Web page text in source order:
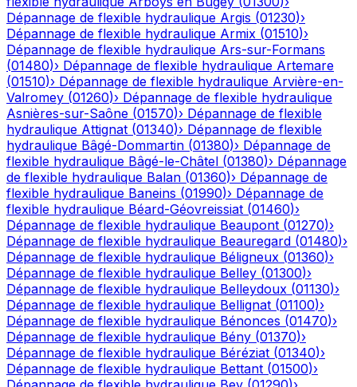
Dépannage de flexible hydraulique Argis (01230)›
Dépannage de flexible hydraulique Armix (01510)›
Dépannage de flexible hydraulique Ars-sur-Formans
(01480)› Dépannage de flexible hydraulique Artemare
(01510)› Dépannage de flexible hydraulique Arvière-en-
Valromey (01260)› Dépannage de flexible hydraulique
Asnières-sur-Saône (01570)› Dépannage de flexible
hydraulique Attignat (01340)› Dépannage de flexible
hydraulique Bâgé-Dommartin (01380)› Dépannage de
flexible hydraulique Bâgé-le-Châtel (01380)› Dépannage
de flexible hydraulique Balan (01360)› Dépannage de
flexible hydraulique Baneins (01990)› Dépannage de
flexible hydraulique Béard-Géovreissiat (01460)›
Dépannage de flexible hydraulique Beaupont (01270)›
Dépannage de flexible hydraulique Beauregard (01480)›
Dépannage de flexible hydraulique Béligneux (01360)›
Dépannage de flexible hydraulique Belley (01300)›
Dépannage de flexible hydraulique Belleydoux (01130)›
Dépannage de flexible hydraulique Bellignat (01100)›
Dépannage de flexible hydraulique Bénonces (01470)›
Dépannage de flexible hydraulique Bény (01370)›
Dépannage de flexible hydraulique Béréziat (01340)›
Dépannage de flexible hydraulique Bettant (01500)›